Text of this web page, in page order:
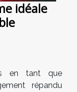
idéale
en tant que
répandu